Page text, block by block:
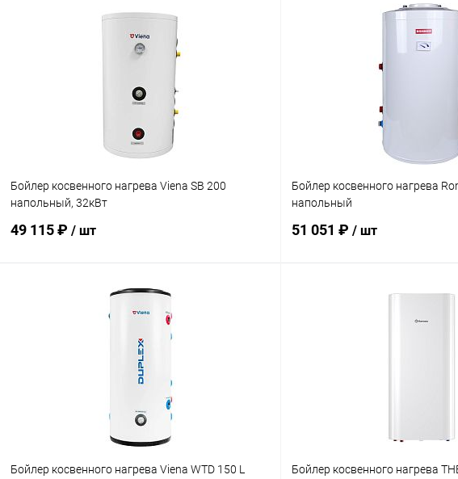
Бойлер косвенного нагрева Viena SB 200
напольный, 32кВт
49 115 ₽ / шт
В корзину
Сравнение
Бойлер косвенного нагрева
напольный
51 051 ₽ / шт
В корзину
Бойлер косвенного нагрева Viena WTD 150 L
Бойлер косвенного нагрева